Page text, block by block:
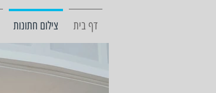
דף בית צילום חתונות